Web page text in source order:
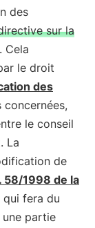
des
sur la
. Cela
le droit
des
concernées,
le conseil
La
de
58/1998 de la
qui fera du
partie